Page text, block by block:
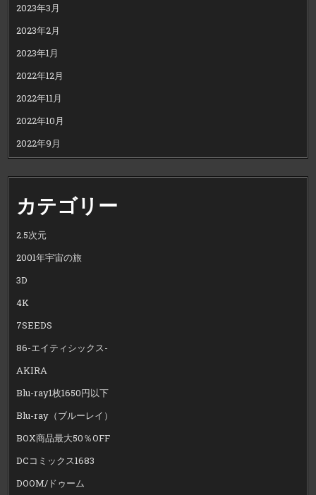
2023年3月
2023年2月
2023年1月
2022年12月
2022年11月
2022年10月
2022年9月
カテゴリー
2.5次元
2001年宇宙の旅
3D
4K
7SEEDS
86-エイティシックス-
AKIRA
Blu-ray1枚1650円以下
Blu-ray（ブルーレイ）
BOX商品最大50％OFF
DCコミックス1683
DOOM/ドゥーム